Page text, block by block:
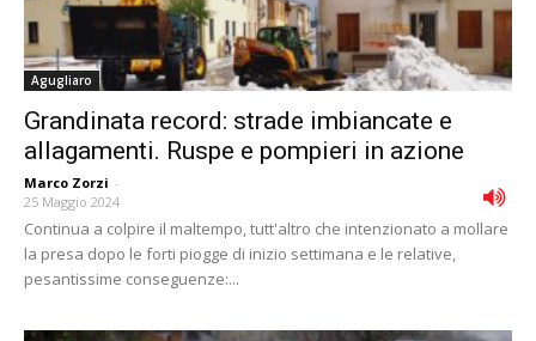
Agugliaro
Grandinata record: strade imbiancate e
allagamenti. Ruspe e pompieri in azione
Marco Zorzi -
25 Maggio 2024
Continua a colpire il maltempo, tutt'altro che intenzionato a mollare
la presa dopo le forti piogge di inizio settimana e le relative,
pesantissime conseguenze:...